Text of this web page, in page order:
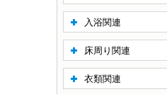
入浴関連
床周り関連
衣類関連